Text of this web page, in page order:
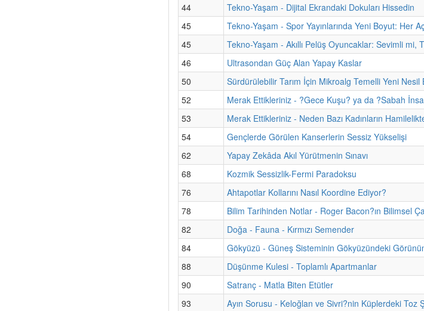
44
Tekno-Yaşam - Dijital Ekrandaki Dokuları Hissedin
45
Tekno-Yaşam - Spor Yayınlarında Yeni Boyut: Her
45
Tekno-Yaşam - Akıllı Pelüş Oyuncaklar: Sevimli mi,
46
Ultrasondan Güç Alan Yapay Kaslar
50
Sürdürülebilir Tarım İçin Mikroalg Temelli Yeni Nesil
52
Merak Ettikleriniz - ?Gece Kuşu? ya da ?Sabah
53
Merak Ettikleriniz - Neden Bazı Kadınların
54
Gençlerde Görülen Kanserlerin Sessiz Yükselişi
62
Yapay Zekâda Akıl Yürütmenin Sınavı
68
Kozmik Sessizlik-Fermi Paradoksu
76
Ahtapotlar Kollarını Nasıl Koordine Ediyor?
78
Bilim Tarihinden Notlar - Roger Bacon?ın Bilimsel
82
Doğa - Fauna - Kırmızı Semender
84
Gökyüzü - Güneş Sisteminin Gökyüzündeki
88
Düşünme Kulesi - Toplamlı Apartmanlar
90
Satranç - Matla Biten Etütler
93
Ayın Sorusu - Keloğlan ve Sivri?nin Küplerdeki Toz